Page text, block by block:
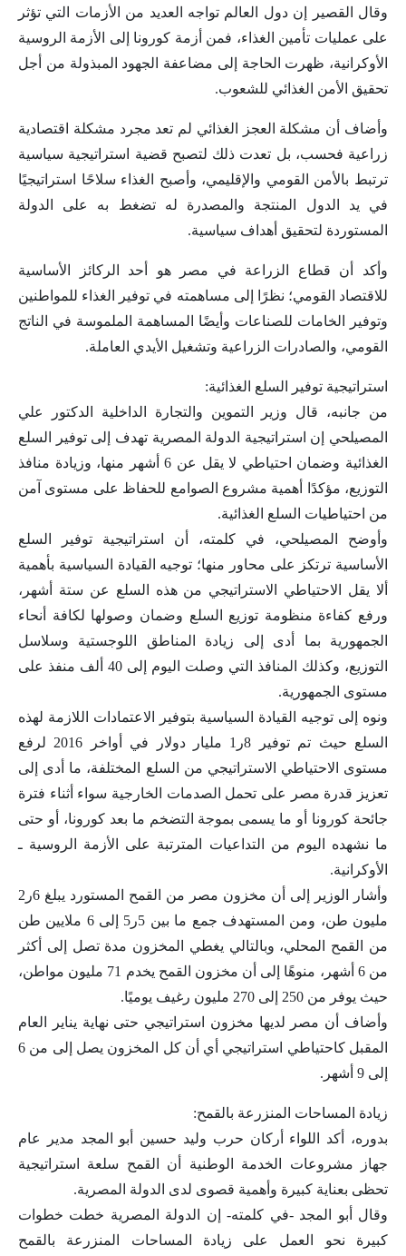
وقال القصير إن دول العالم تواجه العديد من الأزمات التي تؤثر
على عمليات تأمين الغذاء، فمن أزمة كورونا إلى الأزمة الروسية
الأوكرانية، ظهرت الحاجة إلى مضاعفة الجهود المبذولة من أجل
تحقيق الأمن الغذائي للشعوب.
وأضاف أن مشكلة العجز الغذائي لم تعد مجرد مشكلة اقتصادية
زراعية فحسب، بل تعدت ذلك لتصبح قضية استراتيجية سياسية
ترتبط بالأمن القومي والإقليمي، وأصبح الغذاء سلاحًا استراتيجيًا
في يد الدول المنتجة والمصدرة له تضغط به على الدولة
المستوردة لتحقيق أهداف سياسية.
وأكد أن قطاع الزراعة في مصر هو أحد الركائز الأساسية
للاقتصاد القومي؛ نظرًا إلى مساهمته في توفير الغذاء للمواطنين
وتوفير الخامات للصناعات وأيضًا المساهمة الملموسة في الناتج
القومي، والصادرات الزراعية وتشغيل الأيدي العاملة.
استراتيجية توفير السلع الغذائية:
من جانبه، قال وزير التموين والتجارة الداخلية الدكتور علي
المصيلحي إن استراتيجية الدولة المصرية تهدف إلى توفير السلع
الغذائية وضمان احتياطي لا يقل عن 6 أشهر منها، وزيادة منافذ
التوزيع، مؤكدًا أهمية مشروع الصوامع للحفاظ على مستوى آمن
من احتياطيات السلع الغذائية.
وأوضح المصيلحي، في كلمته، أن استراتيجية توفير السلع
الأساسية ترتكز على محاور منها؛ توجيه القيادة السياسية بأهمية
ألا يقل الاحتياطي الاستراتيجي من هذه السلع عن ستة أشهر،
ورفع كفاءة منظومة توزيع السلع وضمان وصولها لكافة أنحاء
الجمهورية بما أدى إلى زيادة المناطق اللوجستية وسلاسل
التوزيع، وكذلك المنافذ التي وصلت اليوم إلى 40 ألف منفذ على
مستوى الجمهورية.
ونوه إلى توجيه القيادة السياسية بتوفير الاعتمادات اللازمة لهذه
السلع حيث تم توفير 8ر1 مليار دولار في أواخر 2016 لرفع
مستوى الاحتياطي الاستراتيجي من السلع المختلفة، ما أدى إلى
تعزيز قدرة مصر على تحمل الصدمات الخارجية سواء أثناء فترة
جائحة كورونا أو ما يسمى بموجة التضخم ما بعد كورونا، أو حتى
ما نشهده اليوم من التداعيات المترتبة على الأزمة الروسية ـ
الأوكرانية.
وأشار الوزير إلى أن مخزون مصر من القمح المستورد يبلغ 6ر2
مليون طن، ومن المستهدف جمع ما بين 5ر5 إلى 6 ملايين طن
من القمح المحلي، وبالتالي يغطي المخزون مدة تصل إلى أكثر
من 6 أشهر، منوهًا إلى أن مخزون القمح يخدم 71 مليون مواطن،
حيث يوفر من 250 إلى 270 مليون رغيف يوميًا.
وأضاف أن مصر لديها مخزون استراتيجي حتى نهاية يناير العام
المقبل كاحتياطي استراتيجي أي أن كل المخزون يصل إلى من 6
إلى 9 أشهر.
زيادة المساحات المنزرعة بالقمح:
بدوره، أكد اللواء أركان حرب وليد حسين أبو المجد مدير عام
جهاز مشروعات الخدمة الوطنية أن القمح سلعة استراتيجية
تحظى بعناية كبيرة وأهمية قصوى لدى الدولة المصرية.
وقال أبو المجد -في كلمته- إن الدولة المصرية خطت خطوات
كبيرة نحو العمل على زيادة المساحات المنزرعة بالقمح